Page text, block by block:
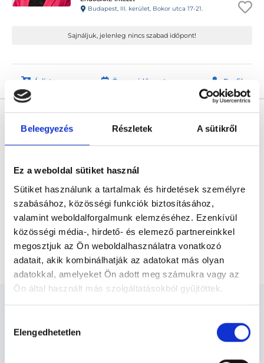
Beleegyezés Részletek A sütikről
Ez a weboldal sütiket használ
Sütiket használunk a tartalmak és hirdetések személyre
szabásához, közösségi funkciók biztosításához,
valamint weboldalforgalmunk elemzéséhez. Ezenkívül
közösségi média-, hirdető- és elemező partnereinkkel
megosztjuk az Ön weboldalhasználatra vonatkozó
adatait, akik kombinálhatják az adatokat más olyan
adatokkal, amelyeket Ön adott meg számukra vagy az
Ön által használt más szolgáltatásokból gyűjtöttek.
szabályzat:https://foglaljorvost.hu/info/foglaljorvost-
kiválasztása
Elengedhetetlen
Budapest, III. kerület, Bokor utca 17-21.
Sajnáljuk, jelenleg nincs szabad időpont!
Árlista Összes időpont Profil
megszerzésére irányuló képzésben vesz részt. Ezen orvosok által
felelősséggel tartozik és azt közvetlenül felügyeli az egészségügyi
szakorvosjelölt önállóan láthat el feladatokat. A foglaljorvost.hu
felelősségét kizárja esetleges névazonosságért bármely szakorvos
és szakorvosjelölt esetén.
Főoldal Dietetikus
Dietetikai konzultáció (3. vagy további alkalom)